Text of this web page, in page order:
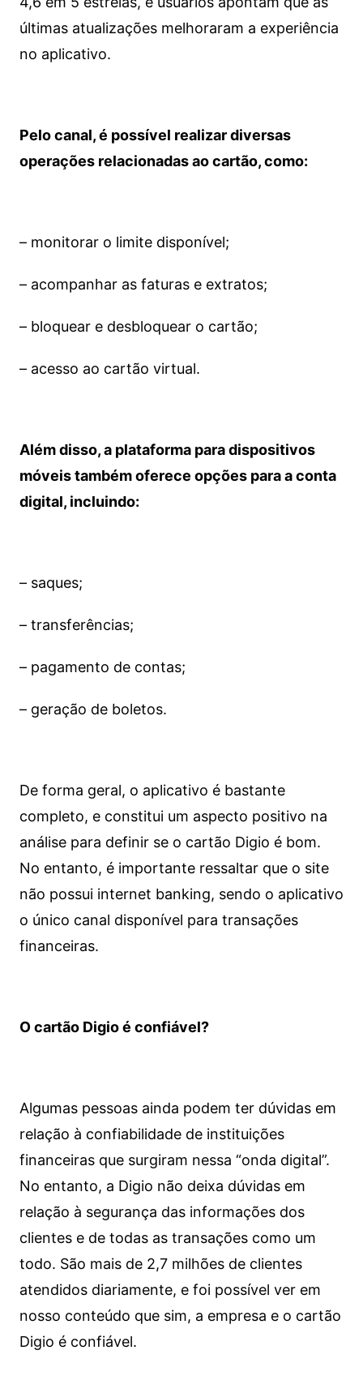
últimas atualizações melhoraram a experiência
no aplicativo.
Pelo canal, é possível realizar diversas
operações relacionadas ao cartão, como:
– monitorar o limite disponível;
– acompanhar as faturas e extratos;
– bloquear e desbloquear o cartão;
– acesso ao cartão virtual.
Além disso, a plataforma para dispositivos
móveis também oferece opções para a conta
digital, incluindo:
– saques;
– transferências;
– pagamento de contas;
– geração de boletos.
De forma geral, o aplicativo é bastante
completo, e constitui um aspecto positivo na
análise para definir se o cartão Digio é bom.
No entanto, é importante ressaltar que o site
não possui internet banking, sendo o aplicativo
o único canal disponível para transações
financeiras.
O cartão Digio é confiável?
Algumas pessoas ainda podem ter dúvidas em
relação à confiabilidade de instituições
financeiras que surgiram nessa “onda digital”.
No entanto, a Digio não deixa dúvidas em
relação à segurança das informações dos
clientes e de todas as transações como um
todo. São mais de 2,7 milhões de clientes
atendidos diariamente, e foi possível ver em
nosso conteúdo que sim, a empresa e o cartão
Digio é confiável.